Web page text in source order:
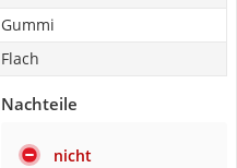
Gummi
Flach
Nachteile
nicht